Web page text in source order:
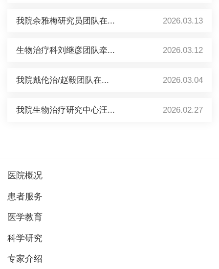
我院余雅梅研究员团队在... 2026.03.13
生物治疗科刘继彦团队牵... 2026.03.12
我院戴伦治/赵毅团队在... 2026.03.04
我院生物治疗研究中心汪... 2026.02.27
医院概况
患者服务
医学教育
科学研究
专家介绍